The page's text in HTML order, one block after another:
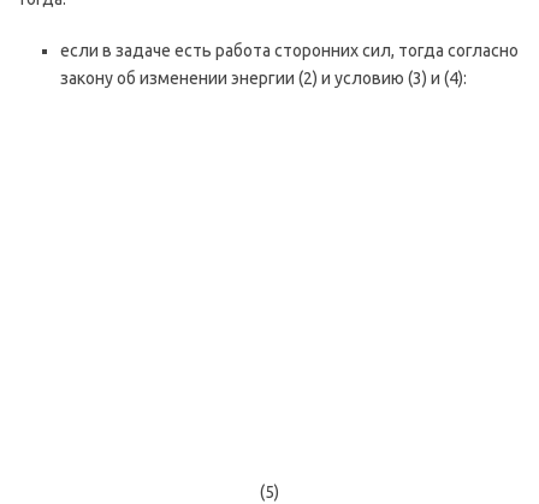
если в задаче есть работа сторонних сил, тогда согласно
закону об изменении энергии (2) и условию (3) и (4):
(5)